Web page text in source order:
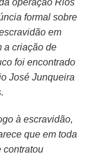
formal sobre
em
a criação de
foi encontrado
José Junqueira
à escravidão,
que em toda
contratou